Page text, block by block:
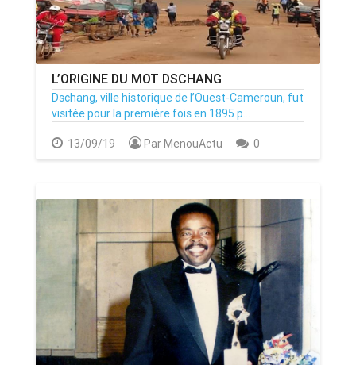
L’ORIGINE DU MOT DSCHANG
Dschang, ville historique de l’Ouest-Cameroun, fut
visitée pour la première fois en 1895 p...
13/09/19 Par MenouActu 0